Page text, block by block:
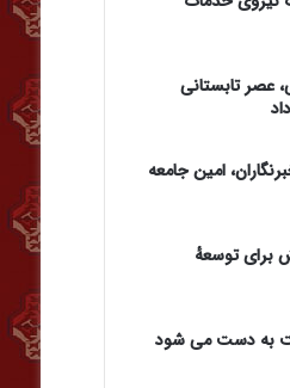
عصر تابستانی
امین جامعه
برای توسعهٔ
به دست می شود